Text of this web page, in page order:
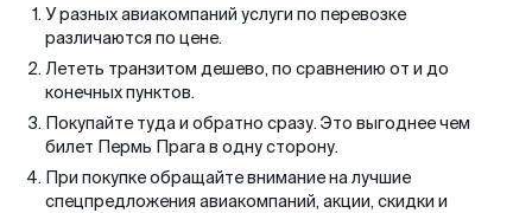
У разных авиакомпаний услуги по перевозке
различаются по цене.
Лететь транзитом дешево, по сравнению от и до
конечных пунктов.
Покупайте туда и обратно сразу. Это выгоднее чем
билет Пермь Прага в одну сторону.
При покупке обращайте внимание на лучшие
спецпредложения авиакомпаний, акции, скидки и